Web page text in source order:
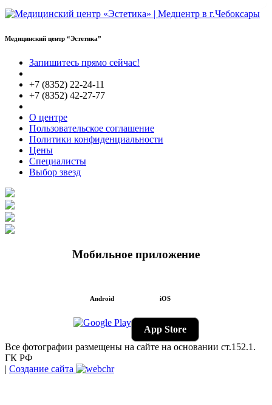
Медицинский центр “Эстетика”
Запишитесь прямо сейчас!
+7 (8352) 22-24-11
+7 (8352) 42-27-77
О центре
Пользовательское соглашение
Политики конфиденциальности
Цены
Специалисты
Выбор звезд
Мобильное приложение
Android iOS
App Store
Все фотографии размещены на сайте на основании ст.152.1.
ГК РФ
| Создание сайта